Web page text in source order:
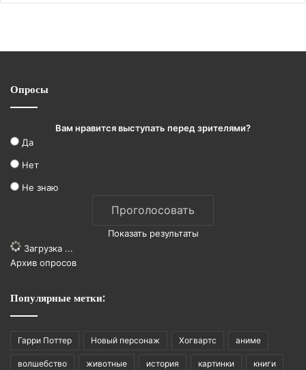
Опросы
Вам нравится выступать перед зрителями?
Да
Нет
Не знаю
Показать результаты
Загрузка ...
Архив опросов
Популярные метки:
Гарри Поттер Новый персонаж Хогвартс аниме
волшебство животные история картинки книги